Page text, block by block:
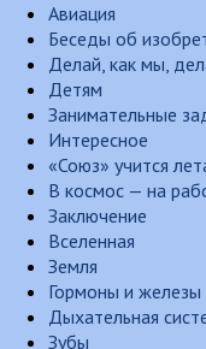
Авиация
Беседы об
Делай, как мы,
Детям
Занимательные
Интересное
«Союз» учится
В космос — на
Заключение
Вселенная
Земля
Гормоны и железы
Дыхательная
Зубы